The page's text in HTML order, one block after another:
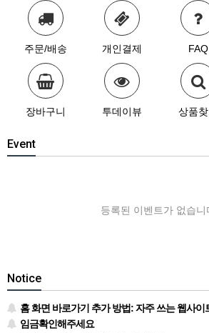
주문/배송 개인결제 FAQ
장바구니 투데이뷰 상품
Event
등록된 이벤트가 없습니
Notice
홈 화면 바로가기 추가 방법: 자주 쓰는 웹사이트를 아
임금확인해주세요